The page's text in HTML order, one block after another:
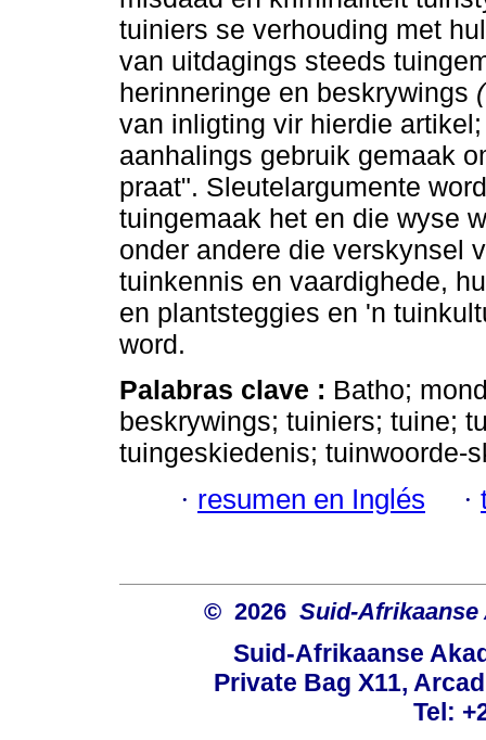
tuiniers se verhouding met
van uitdagings steeds
herinneringe en beskrywings
van inligting vir hierdie
aanhalings gebruik gemaak
praat". Sleutelargumente
tuingemaak het en die wyse
onder andere die verskynsel
tuinkennis en vaardighede,
en plantsteggies en 'n
word.
Palabras clave : Batho;
beskrywings; tuiniers; tuine;
tuingeskiedenis; tuinwoorde-
· resumen en Inglés ·
© 2026 Suid-Afrikaanse
Suid-Afrikaanse
Private Bag X11,
Tel: